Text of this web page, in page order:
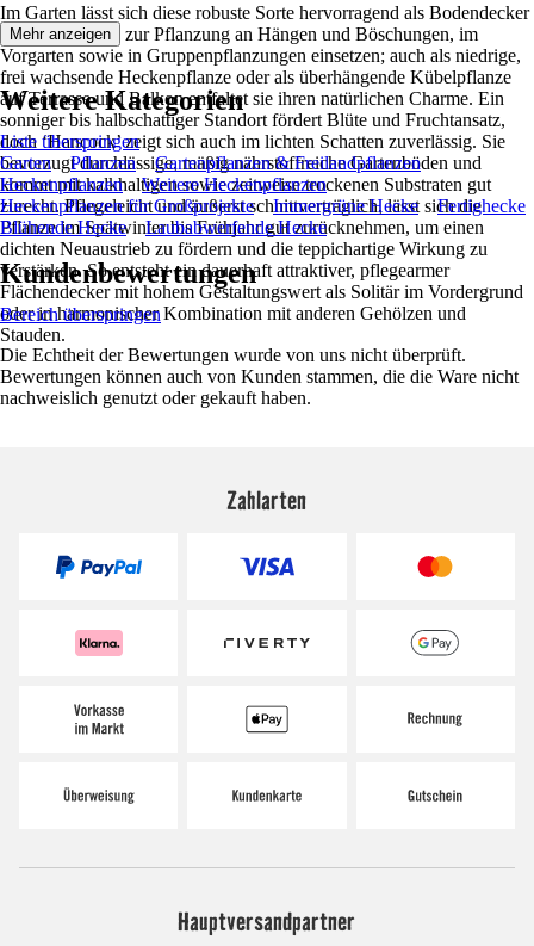
Im Garten lässt sich diese robuste Sorte hervorragend als Bodendecker
unter Gehölzen, zur Pflanzung an Hängen und Böschungen, im
Vorgarten sowie in Gruppenpflanzungen einsetzen; auch als niedrige,
frei wachsende Heckenpflanze oder als überhängende Kübelpflanze
auf Terrasse und Balkon entfaltet sie ihren natürlichen Charme. Ein
sonniger bis halbschattiger Standort fördert Blüte und Fruchtansatz,
doch ‘Hancock’ zeigt sich auch im lichten Schatten zuverlässig. Sie
bevorzugt durchlässige, mäßig nährstoffreiche Gartenböden und
kommt mit kalkhaltigen sowie zeitweise trockenen Substraten gut
zurecht. Pflegeleicht und äußerst schnittverträglich, lässt sich die
Pflanze im Spätwinter bis Frühjahr gut zurücknehmen, um einen
dichten Neuaustrieb zu fördern und die teppichartige Wirkung zu
verstärken. So entsteht ein dauerhaft attraktiver, pflegearmer
Flächendecker mit hohem Gestaltungswert als Solitär im Vordergrund
oder in harmonischer Kombination mit anderen Gehölzen und
Stauden.
Mehr anzeigen
Weitere Kategorien
Liste überspringen
Garten
Pflanzen
Gartenpflanzen & Freilandpflanzen
Heckenpflanzen
Weitere Heckenpflanzen
Heckenpflanzen für Großprojekte
Immergrüne Hecke
Fertighecke
Blühende Hecke
Laubabwerfende Hecke
Kundenbewertungen
Bereich überspringen
Die Echtheit der Bewertungen wurde von uns nicht überprüft.
Bewertungen können auch von Kunden stammen, die die Ware nicht
nachweislich genutzt oder gekauft haben.
Zahlarten
Hauptversandpartner